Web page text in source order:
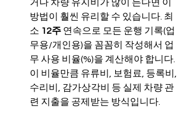
거나 차량 유지비가 많이 든다면 이
방법이 훨씬 유리할 수 있습니다. 최
소 12주 연속으로 모든 운행 기록(업
무용/개인용)을 꼼꼼히 작성해서 업
무 사용 비율(%)을 계산해야 합니다.
이 비율만큼 유류비, 보험료, 등록비,
수리비, 감가상각비 등 실제 차량 관
련 지출을 공제받는 방식입니다.